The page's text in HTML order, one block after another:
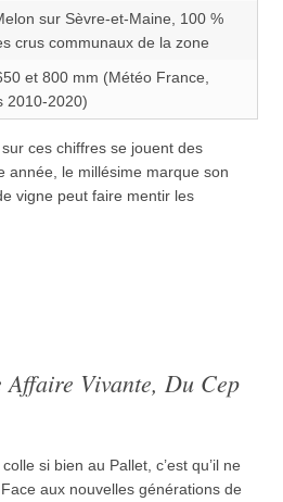
sur Sèvre-et-Maine, 100 %
crus communaux de la zone
et 800 mm (Météo France,
2010-2020)
ces chiffres se jouent des
année, le millésime marque son
vigne peut faire mentir les
Affaire Vivante, Du Cep
si bien au Pallet, c’est qu’il ne
aux nouvelles générations de